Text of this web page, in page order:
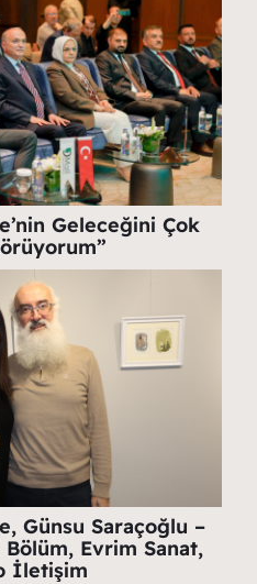
Geleceğini Çok
Günsu Saraçoğlu –
Bölüm, Evrim Sanat,
İletişim